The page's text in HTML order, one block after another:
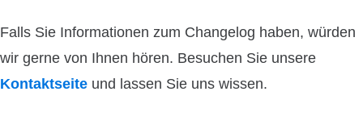
Falls Sie Informationen zum Changelog haben, würden
wir gerne von Ihnen hören. Besuchen Sie unsere
Kontaktseite und lassen Sie uns wissen.